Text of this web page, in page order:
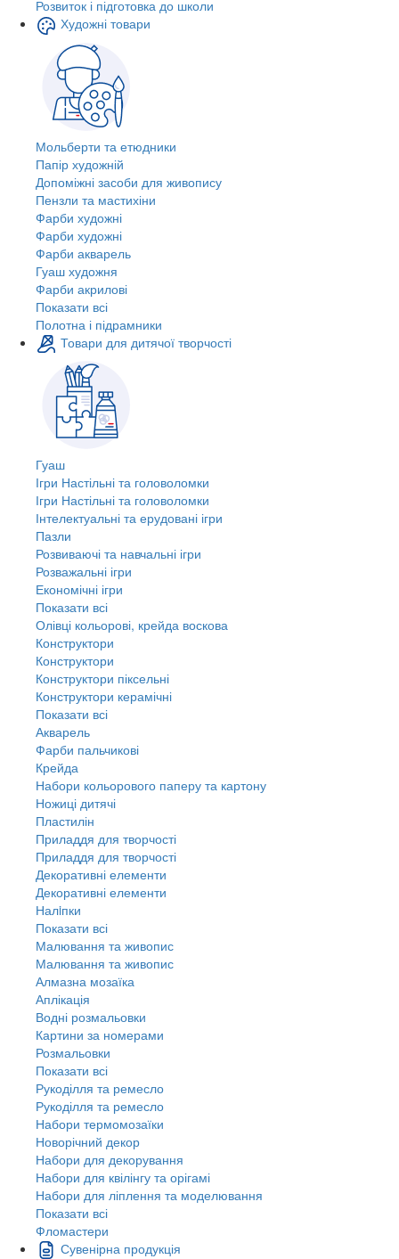
Розвиток і підготовка до школи
Художні товари
Мольберти та етюдники
Папір художній
Допоміжні засоби для живопису
Пензли та мастихіни
Фарби художні
Фарби художні
Фарби акварель
Гуаш художня
Фарби акрилові
Показати всі
Полотна і підрамники
Товари для дитячої творчості
Гуаш
Ігри Настільні та головоломки
Ігри Настільні та головоломки
Інтелектуальні та ерудовані ігри
Пазли
Розвиваючі та навчальні ігри
Розважальні ігри
Економічні ігри
Показати всі
Олівці кольорові, крейда воскова
Конструктори
Конструктори
Конструктори піксельні
Конструктори керамічні
Показати всі
Акварель
Фарби пальчикові
Крейда
Набори кольорового паперу та картону
Ножиці дитячі
Пластилін
Приладдя для творчості
Приладдя для творчості
Декоративні елементи
Декоративні елементи
Налiпки
Показати всі
Малювання та живопис
Малювання та живопис
Алмазна мозаїка
Аплікація
Водні розмальовки
Картини за номерами
Розмальовки
Показати всі
Рукоділля та ремесло
Рукоділля та ремесло
Набори термомозаїки
Новорічний декор
Набори для декорування
Набори для квілінгу та орігамі
Набори для ліплення та моделювання
Показати всі
Фломастери
Сувенірна продукція